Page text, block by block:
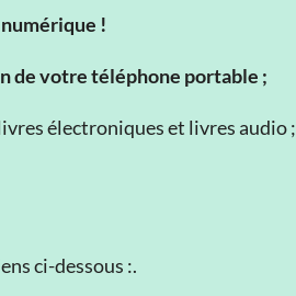
!
de votre téléphone portable ;
électroniques et livres audio ;
ci-dessous :.